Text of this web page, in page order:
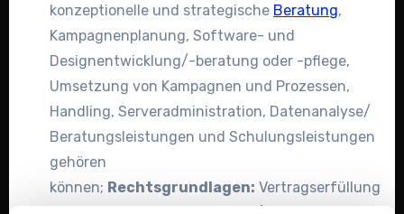
konzeptionelle und strategische Beratung,
Kampagnenplanung, Software- und
Designentwicklung/-beratung oder -pflege,
Umsetzung von Kampagnen und Prozessen,
Handling, Serveradministration, Datenanalyse/
Beratungsleistungen und Schulungsleistungen
gehören
können; Rechtsgrundlagen: Vertragserfüllung